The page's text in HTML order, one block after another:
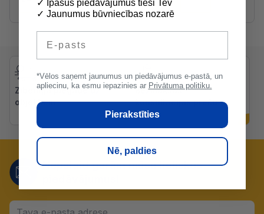
Zibenīga piegāde uz
objektiem
Bezmaksas
konsultācijas preču
izvēlē
Nepalaid garām mūsu lieliskos
✓ Īpašus piedāvājumus tieši Tev
✓ Jaunumus būvniecības nozarē
*Vēlos saņemt jaunumus un piedāvājumus e-pastā, un
apliecinu, ka esmu iepazinies ar Privātuma politiku.
Pierakstīties
Nē, paldies